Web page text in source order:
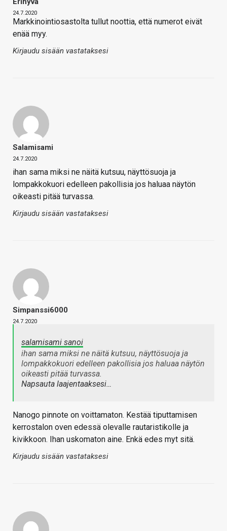
24.7.2020
Markkinointiosastolta tullut noottia, että numerot eivät
enää myy.
Kirjaudu sisään vastataksesi
Salamisami
24.7.2020
ihan sama miksi ne näitä kutsuu, näyttösuoja ja
lompakkokuori edelleen pakollisia jos haluaa näytön
oikeasti pitää turvassa.
Kirjaudu sisään vastataksesi
Simpanssi6000
24.7.2020
salamisami sanoi
ihan sama miksi ne näitä kutsuu, näyttösuoja ja
lompakkokuori edelleen pakollisia jos haluaa näytön
oikeasti pitää turvassa.
Napsauta laajentaaksesi…
Nanogo pinnote on voittamaton. Kestää tiputtamisen
kerrostalon oven edessä olevalle rautaristikolle ja
kivikkoon. Ihan uskomaton aine. Enkä edes myt sitä.
Kirjaudu sisään vastataksesi